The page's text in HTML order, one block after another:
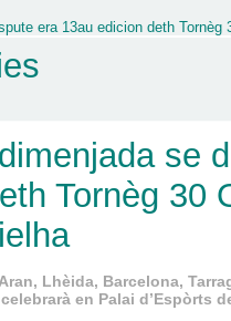
era 13au edicion deth
se
Tornèg 30
Lhèida, Barcelona,
en Palai d’Espòrts